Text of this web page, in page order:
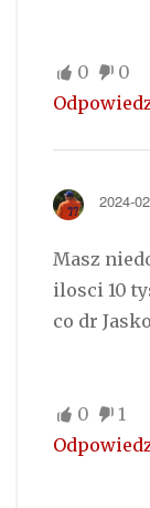
0
0
2024-
Masz
ilosci 10
co dr
0
1